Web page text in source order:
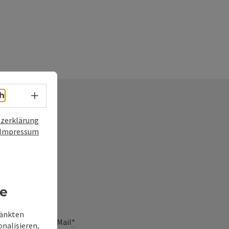
E-Mail*
Sprachwahl - Menü öffnen
Impressum